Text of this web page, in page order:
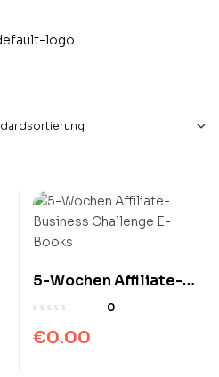
5-Wochen Affiliate-
Business Challenge E-
0
€0.00